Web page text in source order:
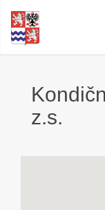
z.s.